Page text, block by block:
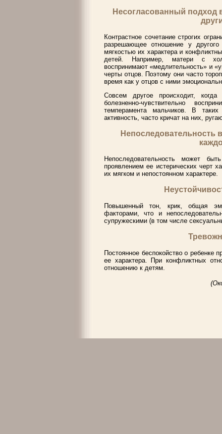
Несогласованный подход
Контрастное сочетание строгих
разрешающее отношение у
мягкостью их характера и
детей. Например, матери с
воспринимают «медлительность» и
черты отцов. Поэтому они часто
время как у отцов с ними
Совсем другое происходит,
болезненно-чувствительно
темперамента мальчиков. В
активность, часто кричат на них,
Непоследовательность
Непоследовательность может
проявлением ее истерических черт
их мягком и непостоянном характере.
Повышенный тон, крик, общая
факторами, что и
супружескими (в том числе
Постоянное беспокойство о ребенке
ее характера. При конфликтных
отношению к детям.